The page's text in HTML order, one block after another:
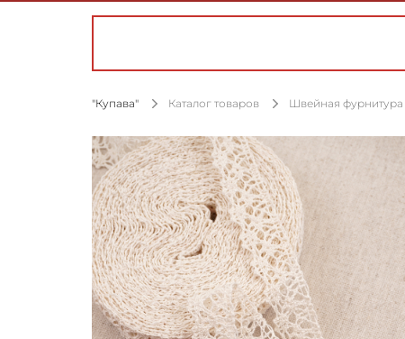
"Купава" Каталог товаров Швейная фурнитура